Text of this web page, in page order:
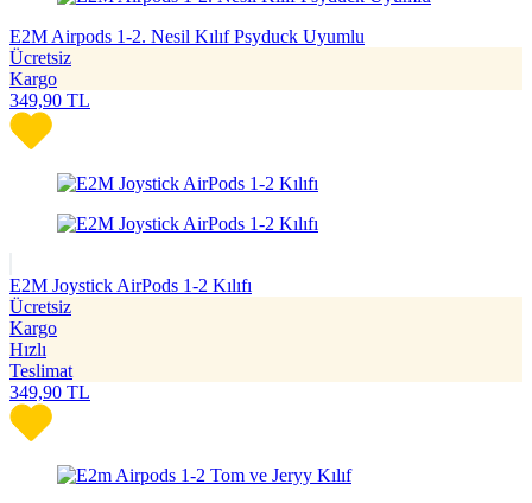
E2M Airpods 1-2. Nesil Kılıf Psyduck Uyumlu
Ücretsiz
Kargo
349,90 TL
E2M Joystick AirPods 1-2 Kılıfı
Ücretsiz
Kargo
Hızlı
Teslimat
349,90 TL